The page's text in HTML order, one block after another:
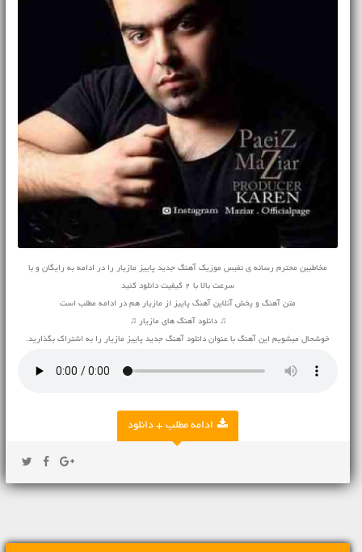
مخاطبین محترم رسانه ی نفیس موزیک آهنگ جدید پاییز مازیار را در ادامه به رایگان و با
سرعت بالا با 2 کیفیت دانلود کنید
متن آهنگ و پخش آنلاین آهنگ پاییز از مازیار هم در ادامه مطلب است
♫ دانلود آهنگ های مازیار ♫
خوشحال میشویم این آهنگ با عنوان دانلود آهنگ جدید پاییز مازیار را به اشتراک بگذارید.
ادامه مطلب + دانلود